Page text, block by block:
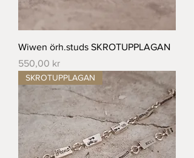
Wiwen örh.studs SKROTUPPLAGAN
Pris
550,00 kr
SKROTUPPLAGAN